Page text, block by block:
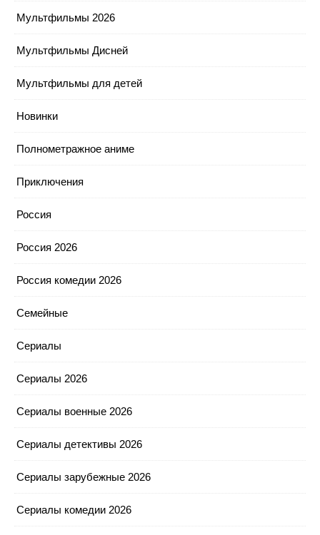
Мультфильмы 2026
Мультфильмы Дисней
Мультфильмы для детей
Новинки
Полнометражное аниме
Приключения
Россия
Россия 2026
Россия комедии 2026
Семейные
Сериалы
Сериалы 2026
Сериалы военные 2026
Сериалы детективы 2026
Сериалы зарубежные 2026
Сериалы комедии 2026